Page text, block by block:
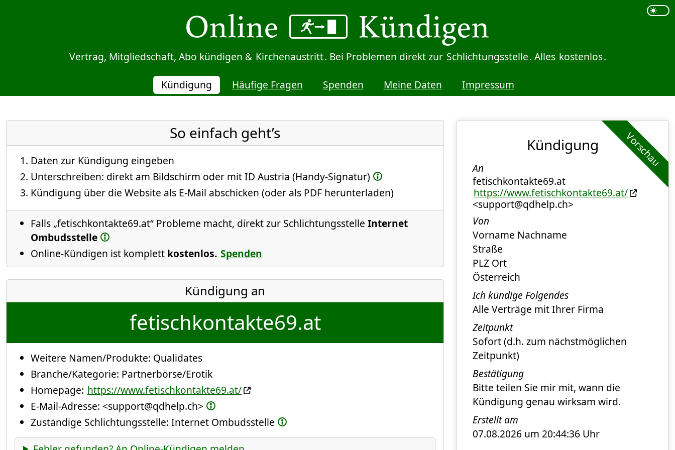
Vertrag, Mitgliedschaft, Abo kündigen & Kirchenaustritt. Bei Problemen direkt zur Schlichtungsstelle. Alles kostenlos.
Kündigung Häufige Fragen Spenden Meine Daten Impressum
So einfach geht’s
Daten zur Kündigung eingeben
Unterschreiben: direkt am Bildschirm oder mit ID Austria (Handy-Signatur)
Kündigung über die Website als E-Mail abschicken (oder als PDF herunterladen)
Falls „fetischkontakte69.at“ Probleme macht, direkt zur Schlichtungsstelle Internet
Ombudsstelle
Online-Kündigen ist komplett kostenlos. Spenden
Kündigung an
fetischkontakte69.at
Weitere Namen/Produkte: Qualidates
Branche/Kategorie: Partnerbörse/Erotik
Homepage: https://www.fetischkontakte69.at/
E-Mail-Adresse: <support@qdhelp.ch>
Zuständige Schlichtungsstelle: Internet Ombudsstelle
Vorschau
Kündigung
An
fetischkontakte69.at
https://www.fetischkontakte69.at/
<support@qdhelp.ch>
Von
Vorname Nachname
Straße
PLZ Ort
Österreich
Ich kündige Folgendes
Alle Verträge mit Ihrer Firma
Zeitpunkt
Sofort (d.h. zum nächstmöglichen
Zeitpunkt)
Bestätigung
Bitte teilen Sie mir mit, wann die
Kündigung genau wirksam wird.
Erstellt am
07.08.2026 um 20:44:36 Uhr